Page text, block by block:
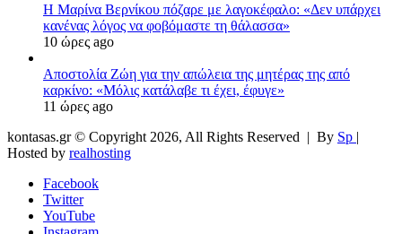
Η Μαρίνα Βερνίκου πόζαρε με λαγοκέφαλο: «Δεν υπάρχει
κανένας λόγος να φοβόμαστε τη θάλασσα»
10 ώρες ago
Αποστολία Ζώη για την απώλεια της μητέρας της από
καρκίνο: «Μόλις κατάλαβε τι έχει, έφυγε»
11 ώρες ago
kontasas.gr © Copyright 2026, All Rights Reserved | By Sp |
Hosted by realhosting
Facebook
Twitter
YouTube